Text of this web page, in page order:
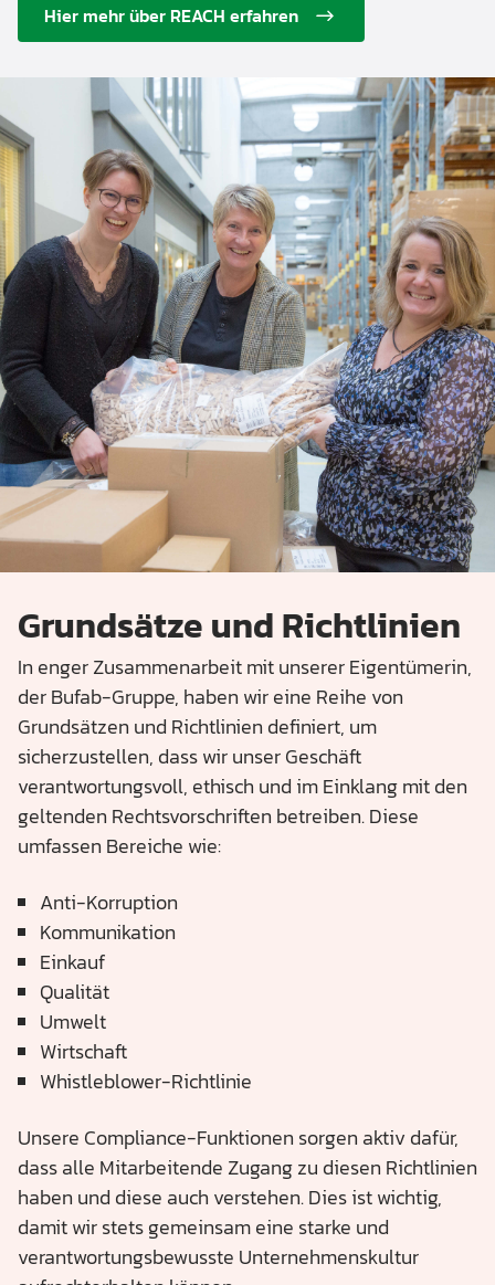
Hier mehr über REACH erfahren
Grundsätze und Richtlinien
In enger Zusammenarbeit mit unserer Eigentümerin,
der Bufab-Gruppe, haben wir eine Reihe von
Grundsätzen und Richtlinien definiert, um
sicherzustellen, dass wir unser Geschäft
verantwortungsvoll, ethisch und im Einklang mit den
geltenden Rechtsvorschriften betreiben. Diese
umfassen Bereiche wie:
Anti-Korruption
Kommunikation
Einkauf
Qualität
Umwelt
Wirtschaft
Whistleblower-Richtlinie
Unsere Compliance-Funktionen sorgen aktiv dafür,
dass alle Mitarbeitende Zugang zu diesen Richtlinien
haben und diese auch verstehen. Dies ist wichtig,
damit wir stets gemeinsam eine starke und
verantwortungsbewusste Unternehmenskultur